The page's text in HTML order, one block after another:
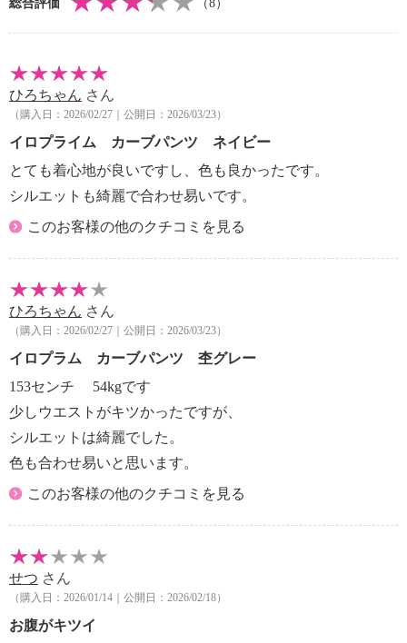
総合評価 （8）
ひろちゃん さん
（購入日：2026/02/27｜公開日：2026/03/23）
イロプライム カーブパンツ ネイビー
とても着心地が良いですし、色も良かったです。
シルエットも綺麗で合わせ易いです。
このお客様の他のクチコミを見る
ひろちゃん さん
（購入日：2026/02/27｜公開日：2026/03/23）
イロプラム カーブパンツ 杢グレー
153センチ 54kgです
少しウエストがキツかったですが、
シルエットは綺麗でした。
色も合わせ易いと思います。
このお客様の他のクチコミを見る
せつ さん
（購入日：2026/01/14｜公開日：2026/02/18）
お腹がキツイ